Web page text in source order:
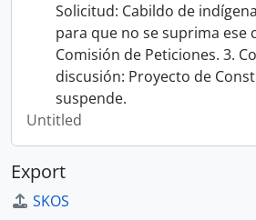
Solicitud: Cabildo de
para que no se suprima ese
Comisión de Peticiones. 3.
discusión: Proyecto de
suspende.
Untitled
Export
SKOS